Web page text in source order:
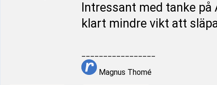
Intressant med tanke
klart mindre vikt att
Magnus Thomé